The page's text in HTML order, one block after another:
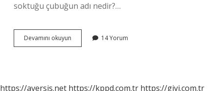
soktuğu çubuğun adı nedir?…
Devamını okuyun
Çubuğu
14 Yorum
https://aversis.net https://kppd.com.tr https://giyi.com.tr